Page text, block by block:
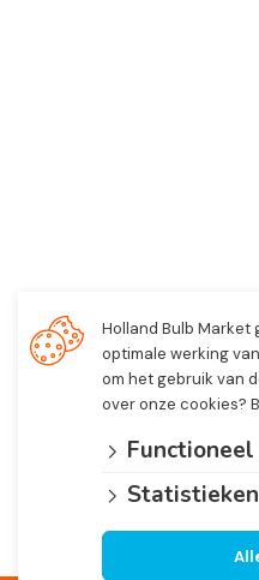
Holland Bulb Market
optimale werking
om het gebruik van
over onze cookies?
Functioneel
Statistieken